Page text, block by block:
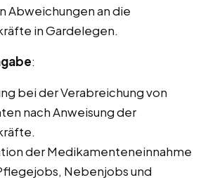
Abweichungen an die
in Gardelegen.
:
bei der Verabreichung von
nach Anweisung der
der Medikamenteneinnahme
Nebenjobs und